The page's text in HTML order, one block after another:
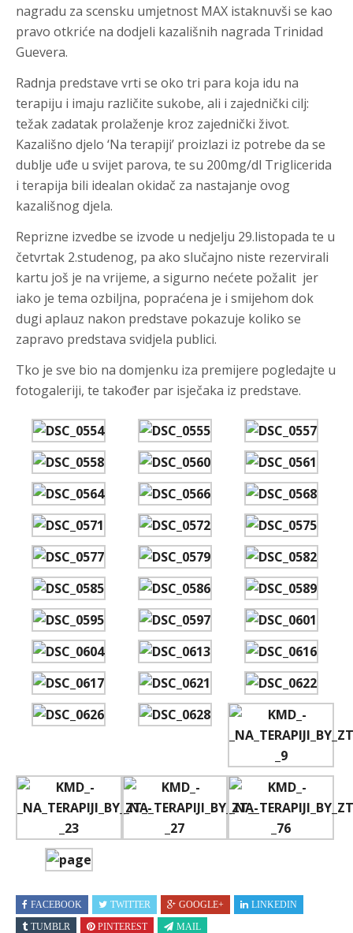
nagradu za scensku umjetnost MAX istaknuvši se kao
pravo otkriće na dodjeli kazališnih nagrada Trinidad
Guevera.
Radnja predstave vrti se oko tri para koja idu na
terapiju i imaju različite sukobe, ali i zajednički cilj:
težak zadatak prolaženje kroz zajednički život.
Kazališno djelo ‘Na terapiji’ proizlazi iz potrebe da se
dublje uđe u svijet parova, te su 200mg/dl Triglicerida
i terapija bili idealan okidač za nastajanje ovog
kazališnog djela.
Reprizne izvedbe se izvode u nedjelju 29.listopada te u
četvrtak 2.studenog, pa ako slučajno niste rezervirali
kartu još je na vrijeme, a sigurno nećete požalit jer
iako je tema ozbiljna, popraćena je i smijehom dok
dugi aplauz nakon predstave pokazuje koliko se
zapravo predstava svidjela publici.
Tko je sve bio na domjenku iza premijere pogledajte u
fotogaleriji, te također par isječaka iz predstave.
FACEBOOK TWITTER GOOGLE+
LINKEDIN
TUMBLR
PINTEREST MAIL